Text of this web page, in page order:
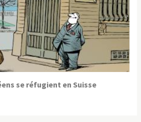
se réfugient en Suisse